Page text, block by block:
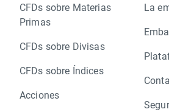
CFDs sobre Materias
Primas
CFDs sobre Divisas
CFDs sobre Índices
Acciones
La